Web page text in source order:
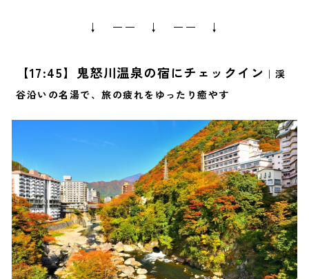
↓ ーー ↓ ーー ↓
【17:45】鬼怒川温泉の宿にチェックイン ｜渓
谷沿いの名湯で、旅の疲れをゆったり癒やす